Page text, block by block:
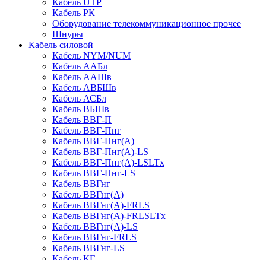
Кабель UTP
Кабель РК
Оборудование телекоммуникационное прочее
Шнуры
Кабель силовой
Кабель NYM/NUM
Кабель ААБл
Кабель ААШв
Кабель АВБШв
Кабель АСБл
Кабель ВБШв
Кабель ВВГ-П
Кабель ВВГ-Пнг
Кабель ВВГ-Пнг(А)
Кабель ВВГ-Пнг(А)-LS
Кабель ВВГ-Пнг(А)-LSLTx
Кабель ВВГ-Пнг-LS
Кабель ВВГнг
Кабель ВВГнг(А)
Кабель ВВГнг(А)-FRLS
Кабель ВВГнг(А)-FRLSLTx
Кабель ВВГнг(А)-LS
Кабель ВВГнг-FRLS
Кабель ВВГнг-LS